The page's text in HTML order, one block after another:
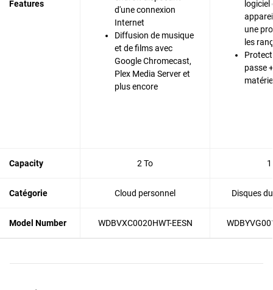
Features
d'une connexion
Internet
Diffusion de musique
et de films avec
Google Chromecast,
Plex Media Server et
plus encore
logiciel
une
les
passe
Capacity 2 To
Catégorie Cloud personnel Disques
Model Number WDBVXC0020HWT-EESN